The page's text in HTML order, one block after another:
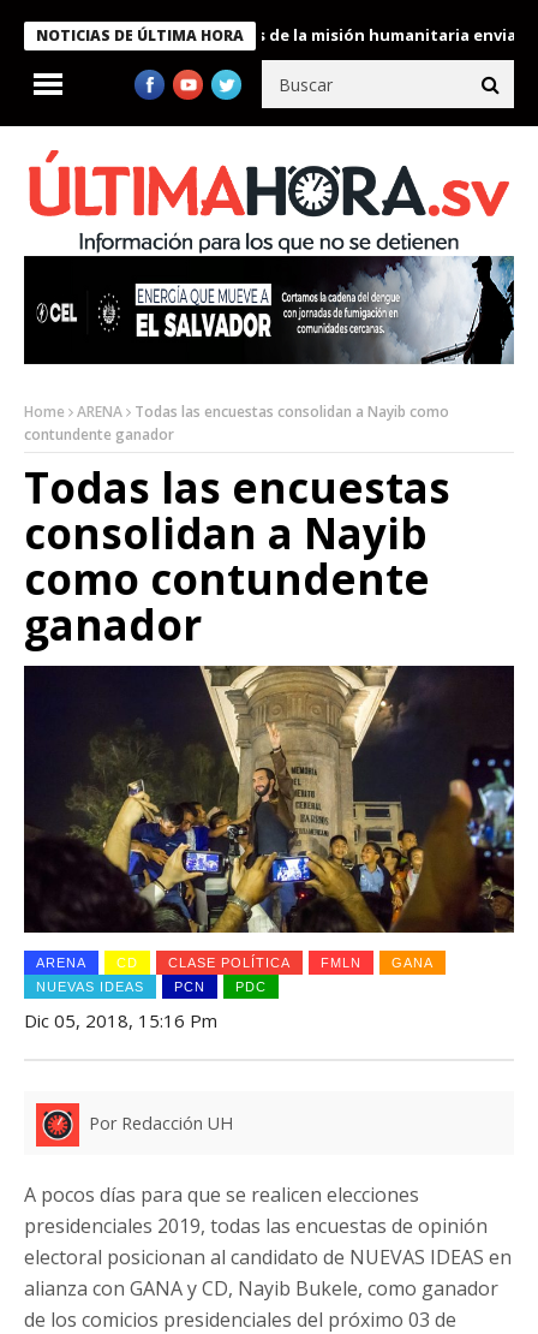
NOTICIAS DE ÚLTIMA HORA
condecora a miembros de la misión humanitaria enviada a
Home ARENA
Todas las encuestas consolidan a Nayib como
contundente ganador
Todas las encuestas
consolidan a Nayib
como contundente
ganador
ARENA CD CLASE POLÍTICA FMLN
GANA
NUEVAS IDEAS
PCN PDC
Dic 05, 2018, 15:16 Pm
Por Redacción UH
A pocos días para que se realicen elecciones
presidenciales 2019, todas las encuestas de opinión
electoral posicionan al candidato de NUEVAS IDEAS en
alianza con GANA y CD, Nayib Bukele, como ganador
de los comicios presidenciales del próximo 03 de